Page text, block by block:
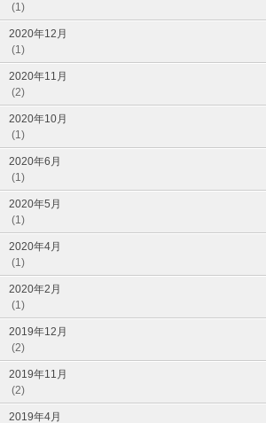
(1)
2020年12月
(1)
2020年11月
(2)
2020年10月
(1)
2020年6月
(1)
2020年5月
(1)
2020年4月
(1)
2020年2月
(1)
2019年12月
(2)
2019年11月
(2)
2019年4月